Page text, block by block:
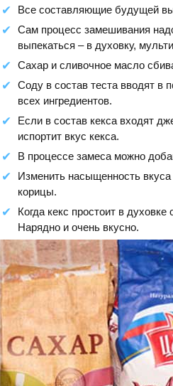
Все составляющие будущей
Сам процесс замешивания
выпекаться – в духовку,
Сахар и сливочное масло
Соду в состав теста вводят в
всех ингредиентов.
Если в состав кекса входят
испортит вкус кекса.
В процессе замеса можно
Изменить насыщенность
корицы.
Когда кекс простоит в
Нарядно и очень вкусно.